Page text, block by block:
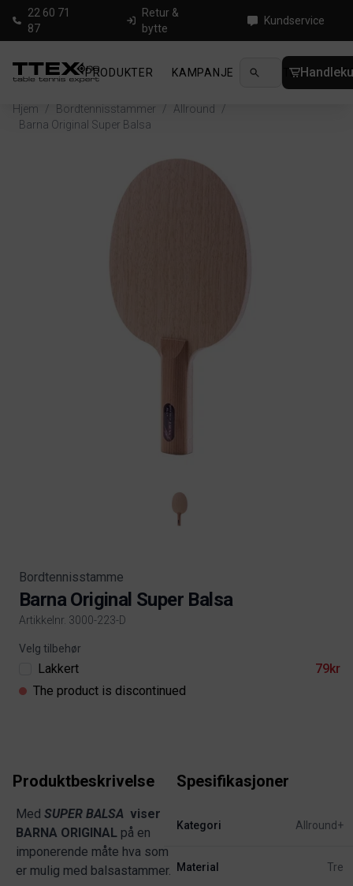
22 60 71
87
Retur &
bytte
Kundservice
PRODUKTER KAMPANJE NYHETER
Hjem / Bordtennisstammer / Allround
/
Barna Original Super Balsa
Bordtennisstamme
Barna Original Super Balsa
Artikkelnr. 3000-223-D
Product information
Velg tilbehør
Lakkert
79kr
The product is discontinued
Produktbeskrivelse
Med SUPER BALSA viser
BARNA ORIGINAL på en
imponerende måte hva som
er mulig med balsastammer.
Spesifikasjoner
Kategori Allround+
Material Tre